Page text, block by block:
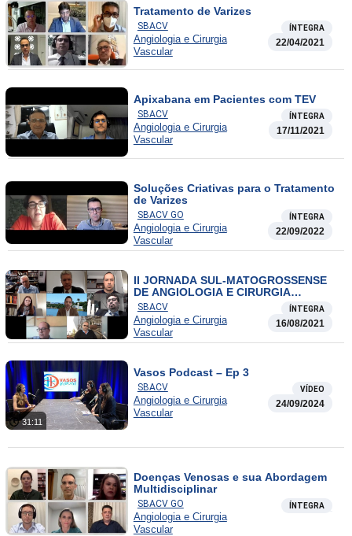
Tratamento de Varizes
SBACV ÍNTEGRA
Angiologia e Cirurgia
Vascular
22/04/2021
Apixabana em Pacientes com TEV
SBACV ÍNTEGRA
Angiologia e Cirurgia
Vascular
17/11/2021
Soluções Criativas para o Tratamento
de Varizes
SBACV GO ÍNTEGRA
Angiologia e Cirurgia
Vascular
22/09/2022
II JORNADA SUL-MATOGROSSENSE
DE ANGIOLOGIA E CIRURGIA
VASCULAR-SBACV-MS – Doença
Oclusiva das Carótidas
SBACV ÍNTEGRA
Angiologia e Cirurgia
Vascular
16/08/2021
31:11
Vasos Podcast – Ep 3
SBACV VÍDEO
Angiologia e Cirurgia
Vascular
24/09/2024
Doenças Venosas e sua Abordagem
Multidisciplinar
SBACV GO ÍNTEGRA
Angiologia e Cirurgia
Vascular